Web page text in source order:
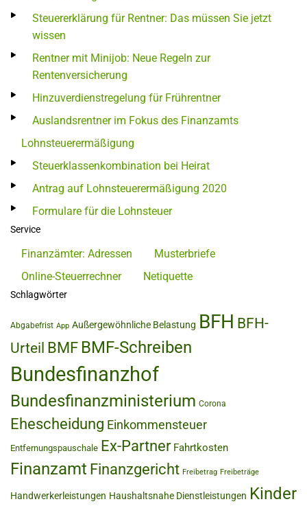
Steuererklärung für Rentner: Das müssen Sie jetzt
wissen
Rentner mit Minijob: Neue Regeln zur
Rentenversicherung
Hinzuverdienstregelung für Frührentner
Auslandsrentner im Fokus des Finanzamts
Lohnsteuerermäßigung
Steuerklassenkombination bei Heirat
Antrag auf Lohnsteuerermäßigung 2020
Formulare für die Lohnsteuer
Service
Finanzämter: Adressen
Musterbriefe
Online-Steuerrechner
Netiquette
Schlagwörter
Abgabefrist App Außergewöhnliche Belastung BFH BFH-
Urteil BMF BMF-Schreiben
Bundesfinanzhof
Bundesfinanzministerium Corona
Ehescheidung Einkommensteuer
Entfernungspauschale Ex-Partner Fahrtkosten
Finanzamt Finanzgericht Freibetrag Freibeträge
Handwerkerleistungen Haushaltsnahe Dienstleistungen Kinder